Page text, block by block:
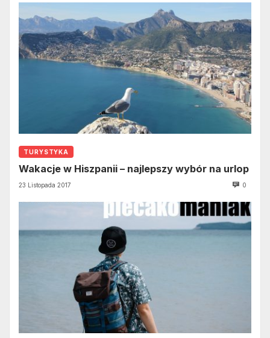
TURYSTYKA
Wakacje w Hiszpanii – najlepszy wybór na urlop
23 Listopada 2017 0